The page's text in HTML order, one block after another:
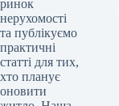
ринок
нерухомості
та публікуємо
практичні
статті для тих,
хто планує
оновити